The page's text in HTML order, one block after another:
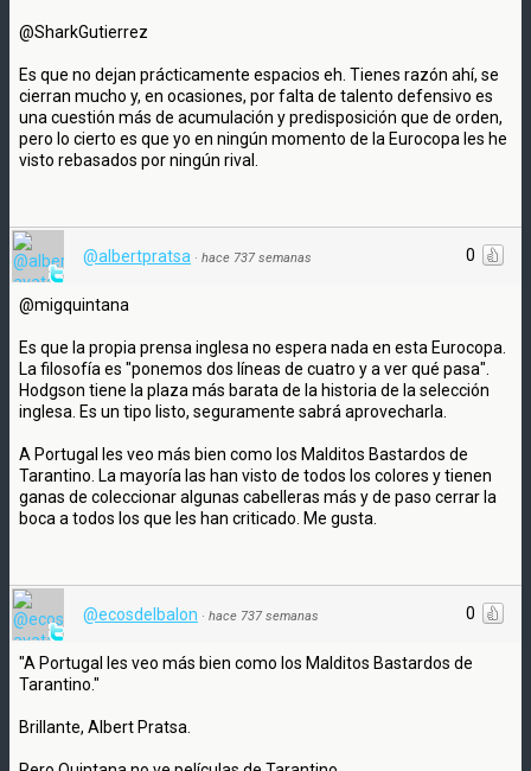
@SharkGutierrez
Es que no dejan prácticamente espacios eh. Tienes razón ahí, se
cierran mucho y, en ocasiones, por falta de talento defensivo es
una cuestión más de acumulación y predisposición que de orden,
pero lo cierto es que yo en ningún momento de la Eurocopa les he
visto rebasados por ningún rival.
0
@albertpratsa · hace 737 semanas
@migquintana
Es que la propia prensa inglesa no espera nada en esta Eurocopa.
La filosofía es "ponemos dos líneas de cuatro y a ver qué pasa".
Hodgson tiene la plaza más barata de la historia de la selección
inglesa. Es un tipo listo, seguramente sabrá aprovecharla.
A Portugal les veo más bien como los Malditos Bastardos de
Tarantino. La mayoría las han visto de todos los colores y tienen
ganas de coleccionar algunas cabelleras más y de paso cerrar la
boca a todos los que les han criticado. Me gusta.
0
@ecosdelbalon · hace 737 semanas
"A Portugal les veo más bien como los Malditos Bastardos de
Tarantino."
Brillante, Albert Pratsa.